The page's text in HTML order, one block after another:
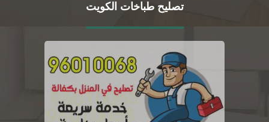
تصليح طباخات الكويت